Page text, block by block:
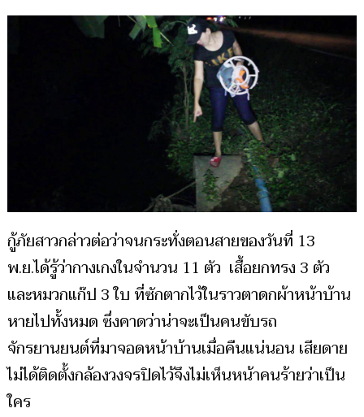
กู้ภัยสาวกล่าวต่อว่าจนกระทั่งตอนสายของวันที่ 13
พ.ย.ได้รู้ว่ากางเกงในจำนวน 11 ตัว เสื้อยกทรง 3 ตัว
และหมวกแก๊ป 3 ใบ ที่ซักตากไว้ในราวตาดกผ้าหน้าบ้าน
หายไปทั้งหมด ซึ่งคาดว่าน่าจะเป็นคนขับรถ
จักรยานยนต์ที่มาจอดหน้าบ้านเมื่อคืนแน่นอน เสียดาย
ไม่ได้ติดตั้งกล้องวงจรปิดไว้จึงไม่เห็นหน้าคนร้ายว่าเป็น
ใคร